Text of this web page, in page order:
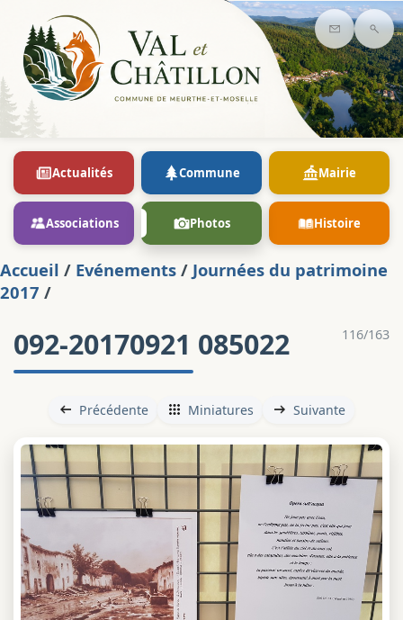
Contact
Actualités Commune Mairie
Associations Photos Histoire
Accueil / Evénements / Journées du patrimoine
2017 /
116/163
092-20170921 085022
Précédente Miniatures Suivante